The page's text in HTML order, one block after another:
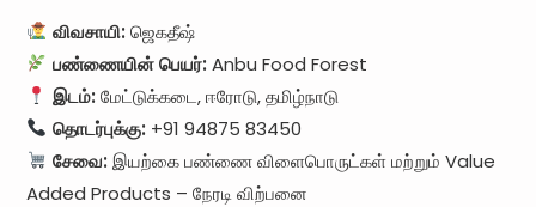
விவசாயி: ஜெகதீஷ்
பண்ணையின் பெயர்: Anbu Food Forest
இடம்: மேட்டுக்கடை, ஈரோடு, தமிழ்நாடு
தொடர்புக்கு: +91 94875 83450
சேவை: இயற்கை பண்ணை விளைபொருட்கள் மற்றும் Value
Added Products – நேரடி விற்பனை